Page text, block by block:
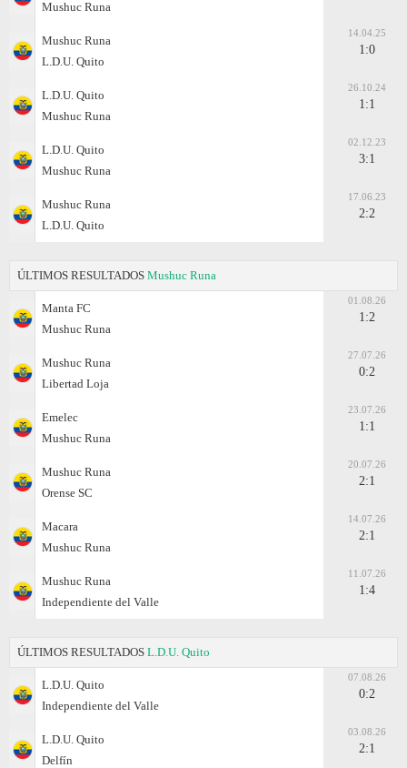
Mushuc Runa
Mushuc Runa
L.D.U. Quito
14.04.25
1:0
L.D.U. Quito
Mushuc Runa
26.10.24
1:1
L.D.U. Quito
Mushuc Runa
02.12.23
3:1
Mushuc Runa
L.D.U. Quito
17.06.23
2:2
ÚLTIMOS RESULTADOS Mushuc Runa
Manta FC
Mushuc Runa
01.08.26
1:2
Mushuc Runa
Libertad Loja
27.07.26
0:2
Emelec
Mushuc Runa
23.07.26
1:1
Mushuc Runa
Orense SC
20.07.26
2:1
Macara
Mushuc Runa
14.07.26
2:1
Mushuc Runa
Independiente del Valle
11.07.26
1:4
ÚLTIMOS RESULTADOS L.D.U. Quito
L.D.U. Quito
Independiente del Valle
07.08.26
0:2
L.D.U. Quito
Delfín
03.08.26
2:1